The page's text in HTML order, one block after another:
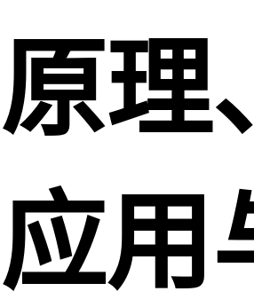
原理、
应用